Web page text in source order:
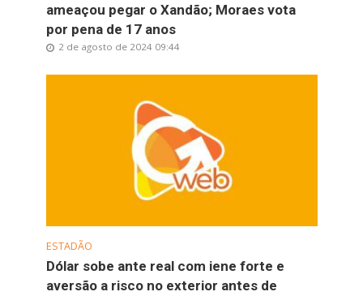
ameaçou pegar o Xandão; Moraes vota
por pena de 17 anos
2 de agosto de 2024 09:44
ESTADÃO
Dólar sobe ante real com iene forte e
aversão a risco no exterior antes de